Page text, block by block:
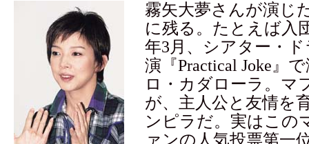
霧矢大夢さんが演じ
に残る。たとえば入
年3月、シアター・
演『Practical Joke』
ロ・カダローラ。マ
が、主人公と友情を
ンピラだ。実はこの
ァンの人気投票第一